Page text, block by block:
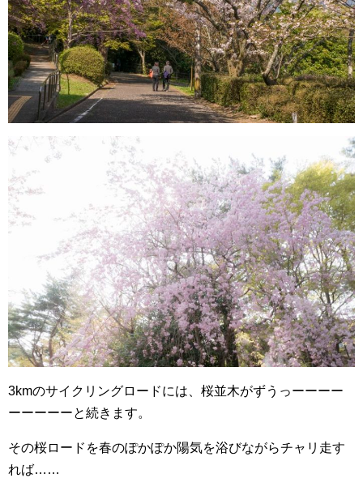
3kmのサイクリングロードには、桜並木がずうっーーーー
ーーーーーと続きます。
その桜ロードを春のぽかぽか陽気を浴びながらチャリ走す
れば……